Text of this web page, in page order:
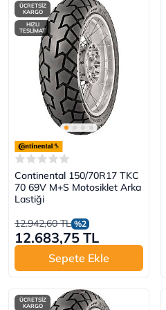
ÜCRETSİZ
KARGO
HIZLI
TESLİMAT
Continental 150/70R17 TKC
70 69V M+S Motosiklet Arka
Lastiği
12.942,60 TL %2
12.683,75 TL
Sepete Ekle
ÜCRETSİZ
KARGO